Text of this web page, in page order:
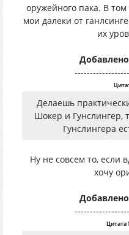
оружейного пака. В
мои далеки от
их
Добавлено
Делаешь
Шокер и Гунслингер,
Гунслингера
Ну не совсем то, если
хочу
Добавлено
Цитата